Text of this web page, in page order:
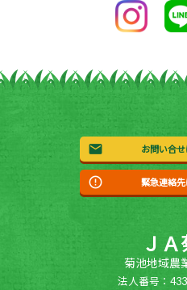
お問い合
緊急連絡
Ｊ
菊池地域農
法人番号：